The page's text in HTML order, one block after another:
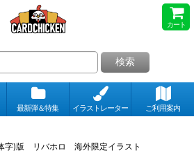
カート
検索
最新弾＆特集 イラストレーター ご利用案内
字)版 リバホロ 海外限定イラスト